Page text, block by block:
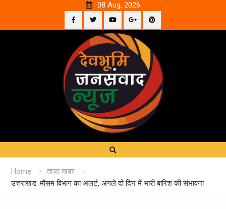
08 Aug, 2026
Facebook
TwitterYouTubePlus
Google
Home
ताज़ा खबर
उत्तराखंड: मौसम विभाग का अलर्ट, अगले दो दिन में भारी बारिश की संभावना